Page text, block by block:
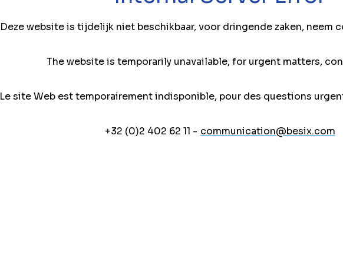
Deze website is tijdelijk niet beschikbaar, voor dringende zaken, neem
The website is temporarily unavailable, for urgent matters,
Le site Web est temporairement indisponible, pour des questions
+32 (0)2 402 62 11 - communication@besix.com